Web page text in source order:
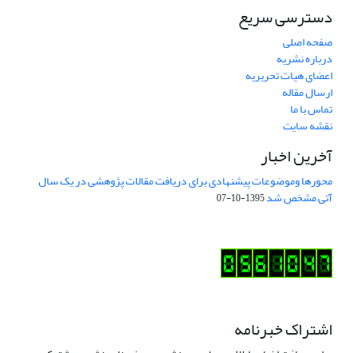
دسترسی سریع
صفحه اصلی
درباره نشریه
اعضای هیات تحریریه
ارسال مقاله
تماس با ما
نقشه سایت
آخرین اخبار
محورها وموضوعات پیشنهادی برای دریافت مقالات پژوهشی در یک سال
آتی مشخص شد1395-10-07
اشتراک خبرنامه